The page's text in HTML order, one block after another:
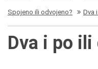
Spojeno ili odvojeno? Dva
Dva i po ili